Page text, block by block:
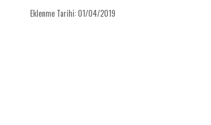
Eklenme Tarihi: 01/04/2019